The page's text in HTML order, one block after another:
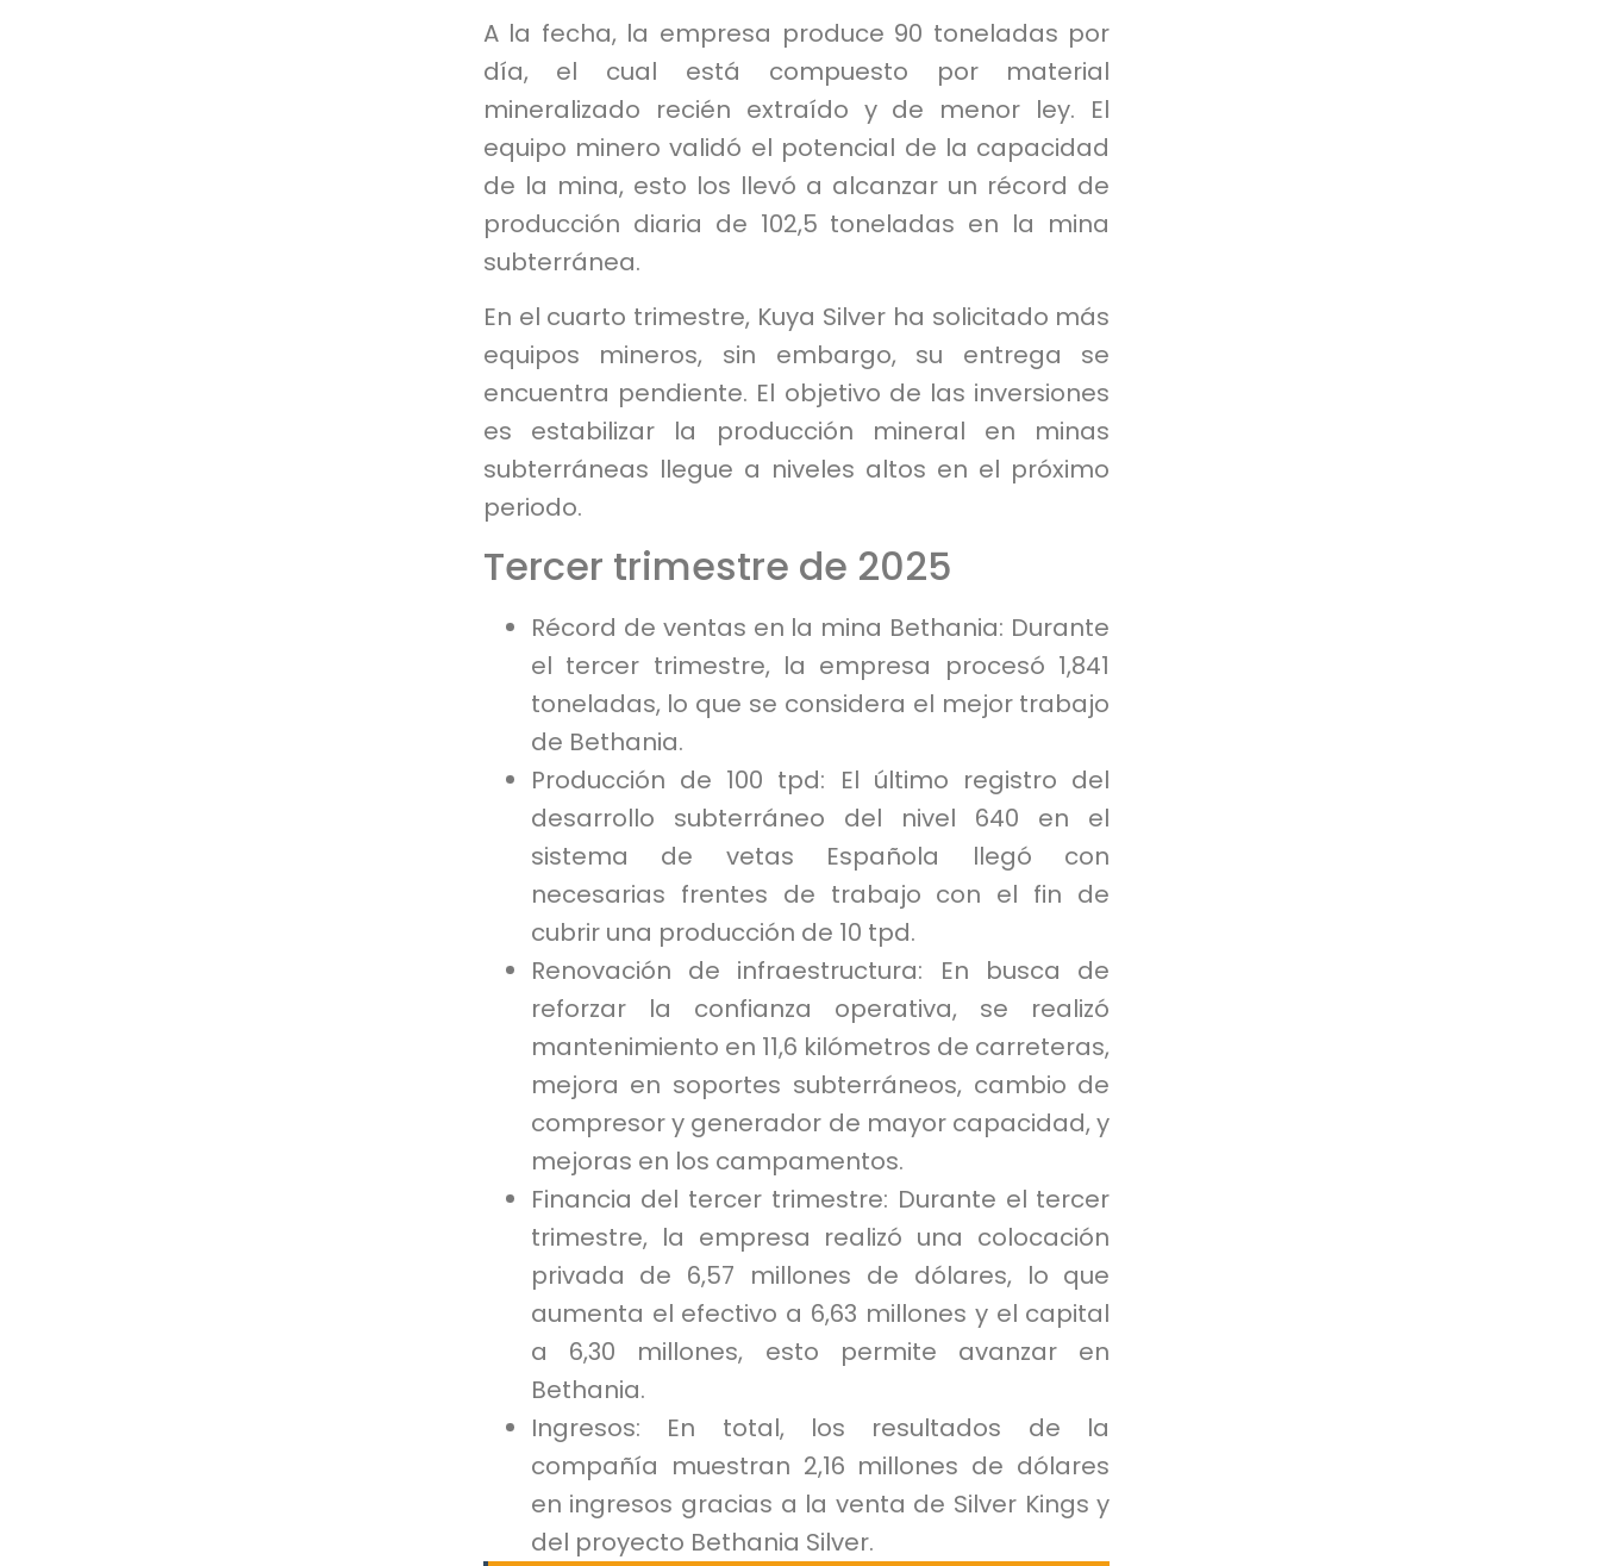
A la fecha, la empresa produce 90 toneladas por
día, el cual está compuesto por material
mineralizado recién extraído y de menor ley. El
equipo minero validó el potencial de la capacidad
de la mina, esto los llevó a alcanzar un récord de
producción diaria de 102,5 toneladas en la mina
subterránea.
En el cuarto trimestre, Kuya Silver ha solicitado más
equipos mineros, sin embargo, su entrega se
encuentra pendiente. El objetivo de las inversiones
es estabilizar la producción mineral en minas
subterráneas llegue a niveles altos en el próximo
periodo.
Tercer trimestre de 2025
Récord de ventas en la mina Bethania: Durante
el tercer trimestre, la empresa procesó 1,841
toneladas, lo que se considera el mejor trabajo
de Bethania.
Producción de 100 tpd: El último registro del
desarrollo subterráneo del nivel 640 en el
sistema de vetas Española llegó con
necesarias frentes de trabajo con el fin de
cubrir una producción de 10 tpd.
Renovación de infraestructura: En busca de
reforzar la confianza operativa, se realizó
mantenimiento en 11,6 kilómetros de carreteras,
mejora en soportes subterráneos, cambio de
compresor y generador de mayor capacidad, y
mejoras en los campamentos.
Financia del tercer trimestre: Durante el tercer
trimestre, la empresa realizó una colocación
privada de 6,57 millones de dólares, lo que
aumenta el efectivo a 6,63 millones y el capital
a 6,30 millones, esto permite avanzar en
Bethania.
Ingresos: En total, los resultados de la
compañía muestran 2,16 millones de dólares
en ingresos gracias a la venta de Silver Kings y
del proyecto Bethania Silver.